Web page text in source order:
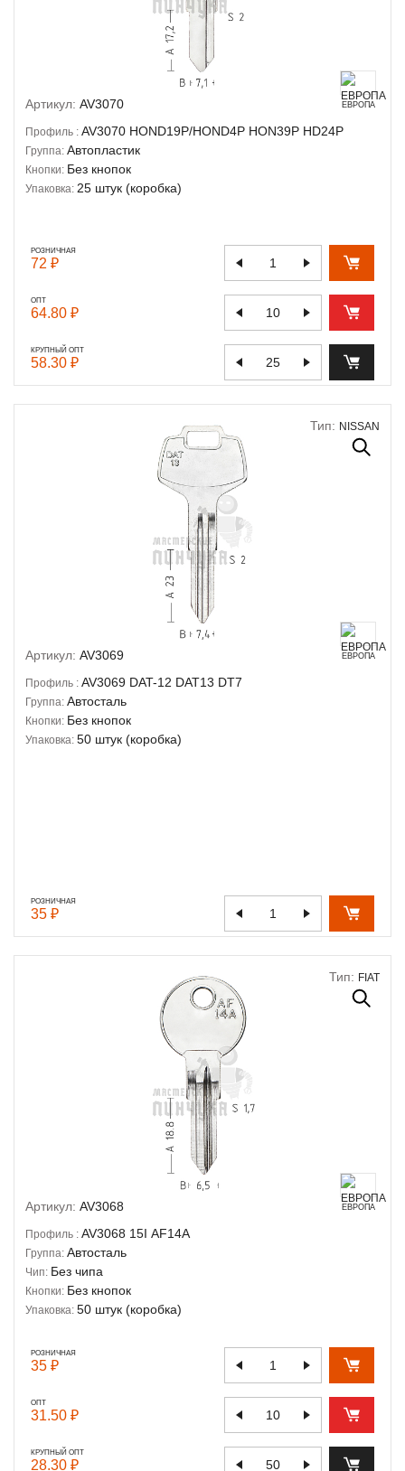
Артикул: AV3070 ЕВРОПА
Профиль : AV3070 HOND19P/HOND4P HON39P HD24P
Группа: Автопластик
Кнопки: Без кнопок
Упаковка: 25 штук (коробка)
РОЗНИЧНАЯ
72 ₽
ОПТ
64.80 ₽
КРУПНЫЙ ОПТ
58.30 ₽
Тип: NISSAN
Артикул: AV3069 ЕВРОПА
Профиль : AV3069 DAT-12 DAT13 DT7
Группа: Автосталь
Кнопки: Без кнопок
Упаковка: 50 штук (коробка)
РОЗНИЧНАЯ
35 ₽
Тип: FIAT
Артикул: AV3068 ЕВРОПА
Профиль : AV3068 15I AF14A
Группа: Автосталь
Чип: Без чипа
Кнопки: Без кнопок
Упаковка: 50 штук (коробка)
РОЗНИЧНАЯ
35 ₽
ОПТ
31.50 ₽
КРУПНЫЙ ОПТ
28.30 ₽